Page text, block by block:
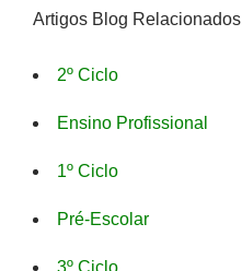
Artigos Blog Relacionados
2º Ciclo
Ensino Profissional
1º Ciclo
Pré-Escolar
3º Ciclo